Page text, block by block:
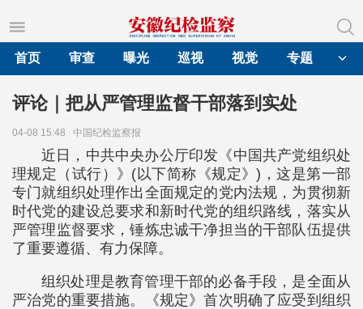
首页
审查 曝光 巡视 视觉 专题
评论｜把从严管理监督干部落到实处
04-08 15:48 中国纪检监察报
近日，中共中央办公厅印发《中国共产党组织处
理规定（试行）》(以下简称《规定》)，这是第一部
专门就组织处理作出全面规定的党内法规，为贯彻新
时代党的建设总要求和新时代党的组织路线，落实从
严管理监督要求，锤炼忠诚干净担当的干部队伍提供
了重要遵循、有力保障。
组织处理是教育管理干部的必备手段，是全面从
严治党的重要措施。《规定》首次明确了应受到组织